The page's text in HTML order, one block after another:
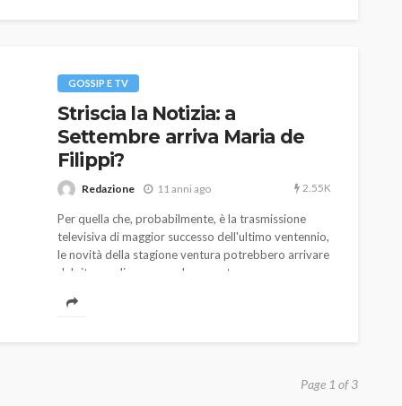
GOSSIP E TV
Striscia la Notizia: a
Settembre arriva Maria de
Filippi?
Redazione 11 anni ago 2.55K
Per quella che, probabilmente, è la trasmissione
televisiva di maggior successo dell'ultimo ventennio,
le novità della stagione ventura potrebbero arrivare
dal ritorno di un pezzo da novanta.
Page 1 of 3